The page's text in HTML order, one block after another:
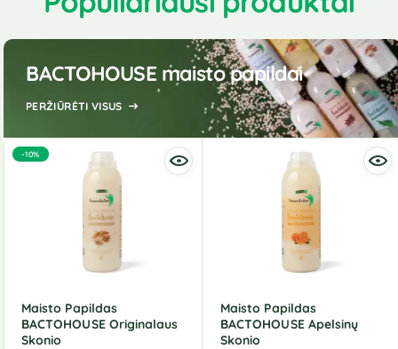
BACTOHOUSE maisto papildai
PERŽIŪRĖTI VISUS
-10%
Maisto Papildas
BACTOHOUSE Originalaus
Skonio
Maisto Papildas
BACTOHOUSE Apelsinų
Skonio